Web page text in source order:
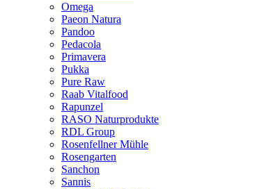
Omega
Paeon Natura
Pandoo
Pedacola
Primavera
Pukka
Pure Raw
Raab Vitalfood
Rapunzel
RASO Naturprodukte
RDL Group
Rosenfellner Mühle
Rosengarten
Sanchon
Sannis